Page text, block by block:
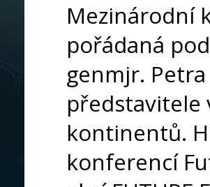
Mezinárodní
pořádaná
genmjr.
představitele
kontinentů.
konferencí